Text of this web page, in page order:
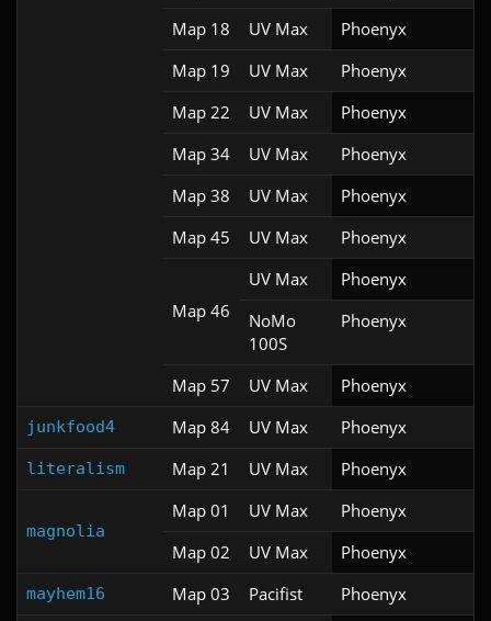
Map 18
UV Max Phoenyx
Map 19
UV Max Phoenyx
Map 22
UV Max Phoenyx
Map 34
UV Max Phoenyx
Map 38
UV Max Phoenyx
Map 45
UV Max Phoenyx
Map 46
UV Max Phoenyx
NoMo
100S
Phoenyx
Map 57 UV Max Phoenyx
junkfood4 Map 84 UV Max Phoenyx
literalism Map 21 UV Max Phoenyx
magnolia
Map 01 UV Max Phoenyx
Map 02
UV Max Phoenyx
mayhem16 Map 03 Pacifist Phoenyx